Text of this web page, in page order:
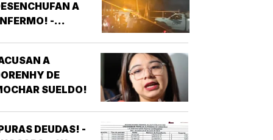
A
-
FRACCIONAMIENTOS
VERACRUZ
QUE
A
DE
SUELDO!
DEUDAS! -